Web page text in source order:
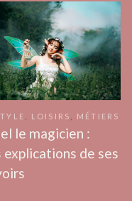
LOISIRS MÉTIERS
le magicien :
de ses